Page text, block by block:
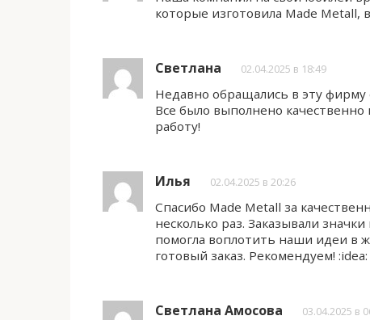
которые изготовила Made Metall,
Светлана 02.04.2025 в 18:49
Недавно обращались в эту фирму
Все было выполнено
работу!
Илья 02.04.2025 в 20:26
Спасибо Made Metall за
несколько раз. Заказывали
помогла воплотить наши идеи в
готовый заказ. Рекомендуем! :idea:
Светлана Амосова 03.04.2025 в